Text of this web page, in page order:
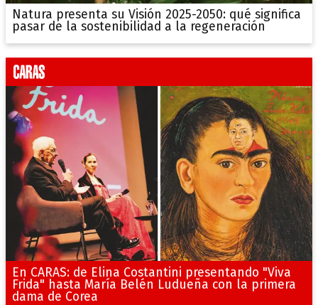
Natura presenta su Visión 2025-2050: qué significa
pasar de la sostenibilidad a la regeneración
En CARAS: de Elina Costantini presentando "Viva
Frida" hasta María Belén Ludueña con la primera
dama de Corea